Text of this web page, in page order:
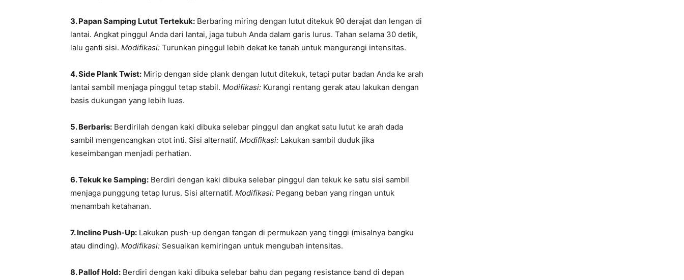
3. Papan Samping Lutut Tertekuk: Berbaring miring dengan lutut ditekuk 90 derajat dan lengan di
lantai. Angkat pinggul Anda dari lantai, jaga tubuh Anda dalam garis lurus. Tahan selama 30 detik,
lalu ganti sisi. Modifikasi: Turunkan pinggul lebih dekat ke tanah untuk mengurangi intensitas.
4. Side Plank Twist: Mirip dengan side plank dengan lutut ditekuk, tetapi putar badan Anda ke arah
lantai sambil menjaga pinggul tetap stabil. Modifikasi: Kurangi rentang gerak atau lakukan dengan
basis dukungan yang lebih luas.
5. Berbaris: Berdirilah dengan kaki dibuka selebar pinggul dan angkat satu lutut ke arah dada
sambil mengencangkan otot inti. Sisi alternatif. Modifikasi: Lakukan sambil duduk jika
keseimbangan menjadi perhatian.
6. Tekuk ke Samping: Berdiri dengan kaki dibuka selebar pinggul dan tekuk ke satu sisi sambil
menjaga punggung tetap lurus. Sisi alternatif. Modifikasi: Pegang beban yang ringan untuk
menambah ketahanan.
7. Incline Push-Up: Lakukan push-up dengan tangan di permukaan yang tinggi (misalnya bangku
atau dinding). Modifikasi: Sesuaikan kemiringan untuk mengubah intensitas.
8. Pallof Hold: Berdiri dengan kaki dibuka selebar bahu dan pegang resistance band di depan